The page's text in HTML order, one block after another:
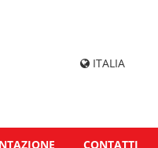
ITALIA
CONTATTI